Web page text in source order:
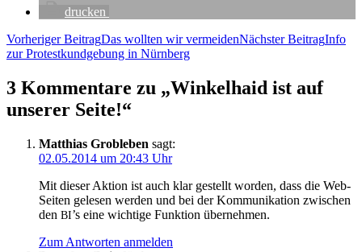
dru­cken
Beitragsnavigation
Vorheriger BeitragDas woll­ten wir vermeidenNächster BeitragInfo
zur Pro­test­kund­ge­bung in Nürnberg
3 Kommentare zu „Win­kel­haid ist auf
unse­rer Seite!“
Matthias Grobleben sagt:
02.05.2014 um 20:43 Uhr
Mit die­ser Akti­on ist auch klar gestellt wor­den, dass die Web-
Sei­ten gele­sen wer­den und bei der Kom­mu­ni­ka­ti­on zwi­schen
den BI’s eine wich­ti­ge Funk­ti­on übernehmen.
Zum Antworten anmelden